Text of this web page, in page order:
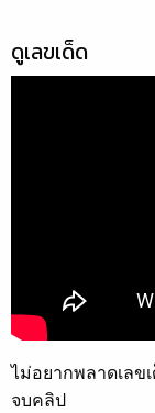
ดูเลขเด็ด
ไม่อยากพลาดเลข
จบคลิป